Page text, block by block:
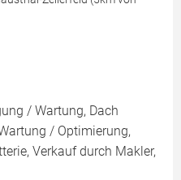
/ Wartung, Dach
/ Optimierung,
Verkauf durch Makler,